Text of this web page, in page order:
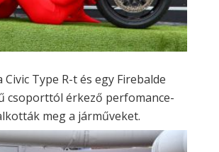
Type R-t és egy Firebalde
csoporttól érkező perfomance-
meg a járműveket.